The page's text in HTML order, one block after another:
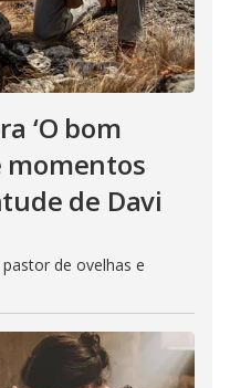
‘O bom
momentos
de Davi
de ovelhas e